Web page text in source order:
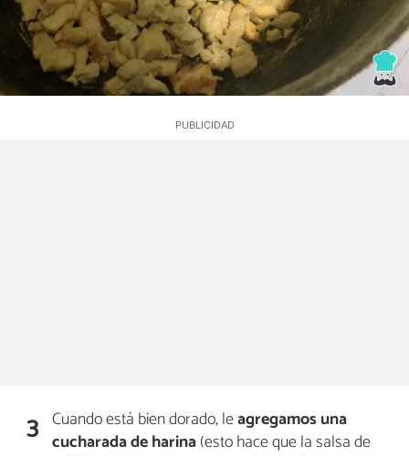
3 Cuando está bien dorado, leagregamos una
cucharada de harina(esto hace que la salsa de